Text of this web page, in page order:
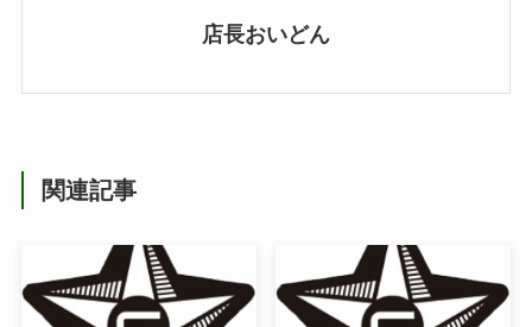
店長おいどん
関連記事